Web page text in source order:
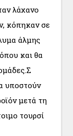
λάχανο
κόπηκαν σε
άλμης
και θα
υποστούν
μετά τη
τουρσί